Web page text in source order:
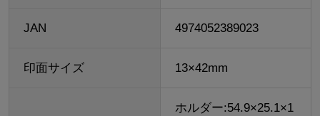
JAN 4974052389023
印面サイズ 13×42mm
ホルダー:54.9×25.1×1